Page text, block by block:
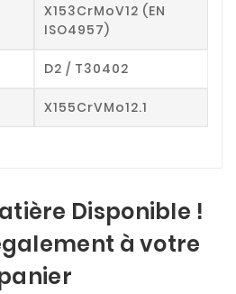
X153CrMoV12 (EN
ISO4957)
D2 / T30402
X155CrVMo12.1
Disponible !
à votre